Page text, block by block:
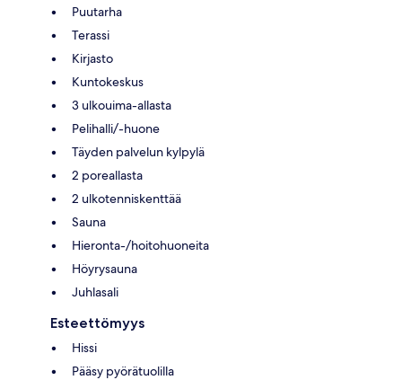
Puutarha
Terassi
Kirjasto
Kuntokeskus
3 ulkouima-allasta
Pelihalli/-huone
Täyden palvelun kylpylä
2 poreallasta
2 ulkotenniskenttää
Sauna
Hieronta-/hoitohuoneita
Höyrysauna
Juhlasali
Esteettömyys
Hissi
Pääsy pyörätuolilla